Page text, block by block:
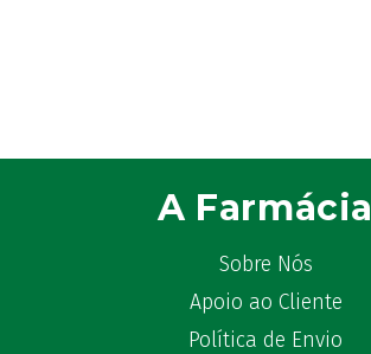
A Farmácia
Sobre Nós
Apoio ao Cliente
Política de Envio